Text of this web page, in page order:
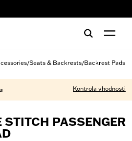
/Seats & Backrests/Backrest Pads
Kontrola vhodnosti
STITCH PASSENGER